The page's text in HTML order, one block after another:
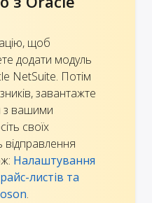
щоб
додати модуль
NetSuite. Потім
завантажте
з вашими
своїх
відправлення
Налаштування
листів та
.